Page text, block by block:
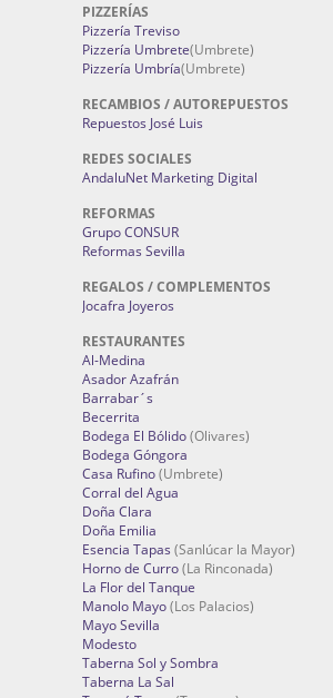
PIZZERÍAS
Pizzería Treviso
Pizzería Umbrete(Umbrete)
Pizzería Umbría(Umbrete)
RECAMBIOS / AUTOREPUESTOS
Repuestos José Luis
REDES SOCIALES
AndaluNet Marketing Digital
REFORMAS
Grupo CONSUR
Reformas Sevilla
REGALOS / COMPLEMENTOS
Jocafra Joyeros
RESTAURANTES
Al-Medina
Asador Azafrán
Barrabar´s
Becerrita
Bodega El Bólido(Olivares)
Bodega Góngora
Casa Rufino(Umbrete)
Corral del Agua
Doña Clara
Doña Emilia
Esencia Tapas (Sanlúcar la Mayor)
Horno de Curro(La Rinconada)
La Flor del Tanque
Manolo Mayo(Los Palacios)
Mayo Sevilla
Modesto
Taberna Sol y Sombra
Taberna La Sal